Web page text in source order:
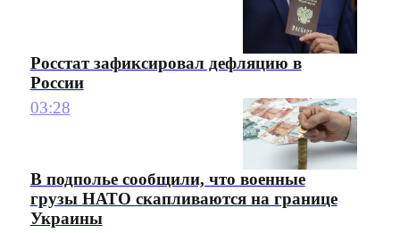
Росстат зафиксировал дефляцию в
России
03:28
В подполье сообщили, что военные
грузы НАТО скапливаются на границе
Украины